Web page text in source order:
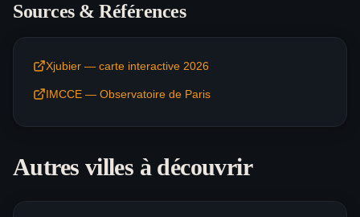
Sources & Références
Xjubier — carte interactive 2026
IMCCE — Observatoire de Paris
Autres villes à découvrir